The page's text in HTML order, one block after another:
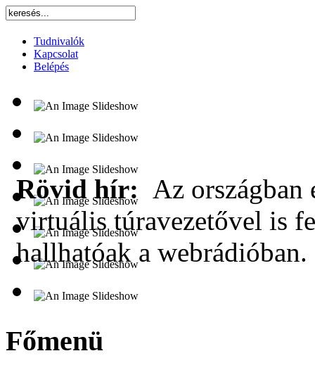
Tudnivalók
Kapcsolat
Belépés
Rövid hír: Az
virtuális túravezetővel is
hallhatóak a webrádióban.
Főmenü